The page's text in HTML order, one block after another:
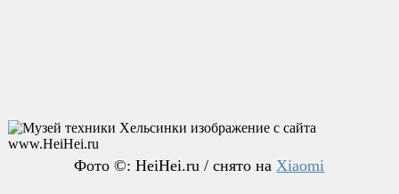
Фото ©: HeiHei.ru / снято наXiaomi